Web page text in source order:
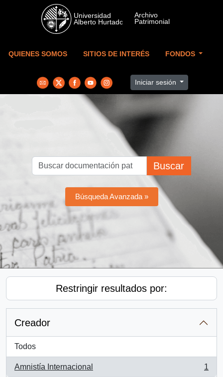
Skip to main content
QUIENES SOMOS SITIOS DE INTERÉS FONDOS
Iniciar sesión
Buscar
Búsqueda Avanzada »
Restringir resultados por:
Creador
Todos
Amnistía Internacional
, 1 resultados
1